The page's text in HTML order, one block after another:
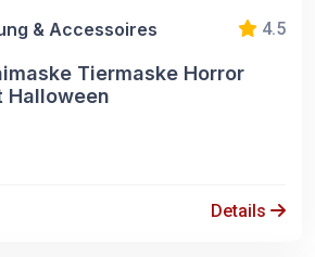
& Accessoires 4.5
Tiermaske Horror
Halloween
Details